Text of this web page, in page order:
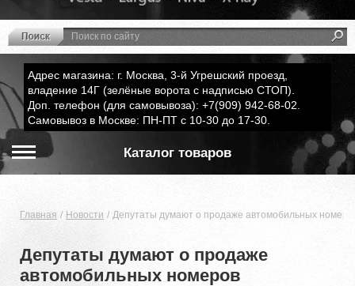
Адрес магазина: г. Москва, 3-й Угрешский проезд,
владение 14Г (зелёные ворота с надписью СТОП).
Доп. телефон (для самовывоза): +7(909) 942-68-02.
Самовывоз в Москве: ПН-ПТ с 10-30 до 17-30.
Каталог товаров
Главная Новости Депутаты думают о продаже автомобильных
Депутаты думают о продаже
автомобильных номеров